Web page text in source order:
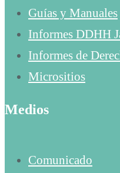
Guías y Manuales
Informes DDHH
Informes de
Micrositios
Medios
Comunicado